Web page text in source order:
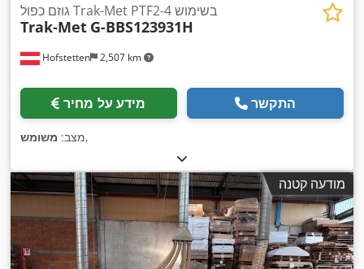
Hofstetten 2,507 km
גוזם כפול Trak-Met PTF2-4 בשימוש
Trak-Met G-BBS123931H
מידע על מחיר התקשר
מצב: משומש ,
מודעה קטנה